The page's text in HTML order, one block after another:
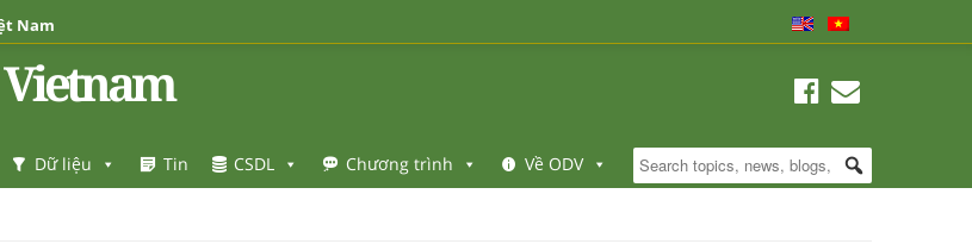
Nam
Vietnam
Dữ liệu Tin CSDL Chương trình Về ODV